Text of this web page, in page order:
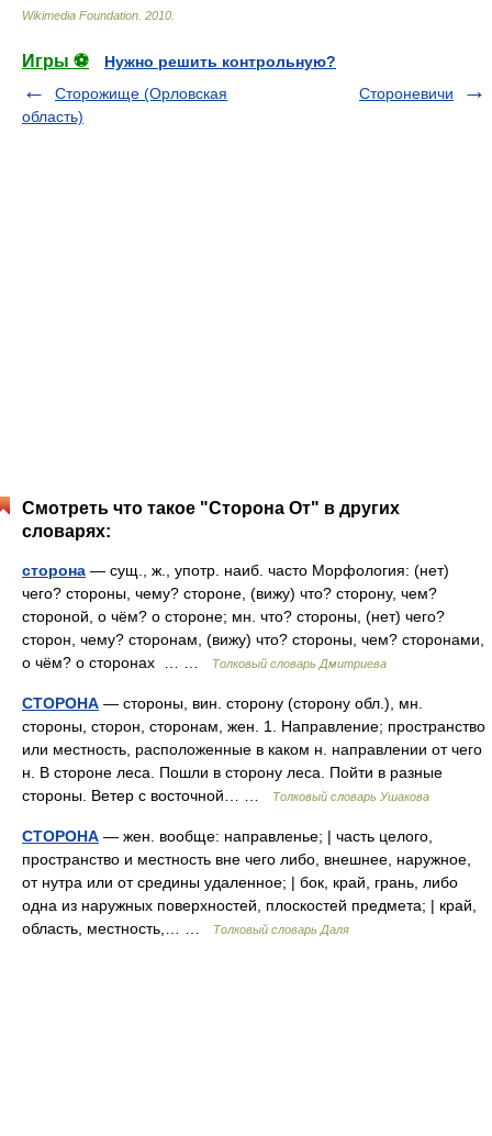
Wikimedia Foundation 2010
Игры ⚽
Нужно решить контрольную?
Сторожище (Орловская
область)
Стороневичи
Смотреть что такое "Сторона От" в других
словарях:
сторона — сущ., ж., употр. наиб. часто Морфология: (нет)
чего? стороны, чему? стороне, (вижу) что? сторону, чем?
стороной, о чём? о стороне; мн. что? стороны, (нет) чего?
сторон, чему? сторонам, (вижу) что? стороны, чем? сторонами,
о чём? о сторонах … …
Толковый словарь Дмитриева
СТОРОНА — стороны, вин. сторону (сторону обл.), мн.
стороны, сторон, сторонам, жен. 1. Направление; пространство
или местность, расположенные в каком н. направлении от чего
н. В стороне леса. Пошли в сторону леса. Пойти в разные
стороны. Ветер с восточной… …
Толковый словарь Ушакова
СТОРОНА — жен. вообще: направленье; | часть целого,
пространство и местность вне чего либо, внешнее, наружное,
от нутра или от средины удаленное; | бок, край, грань, либо
одна из наружных поверхностей, плоскостей предмета; | край,
область, местность,… …
Толковый словарь Даля